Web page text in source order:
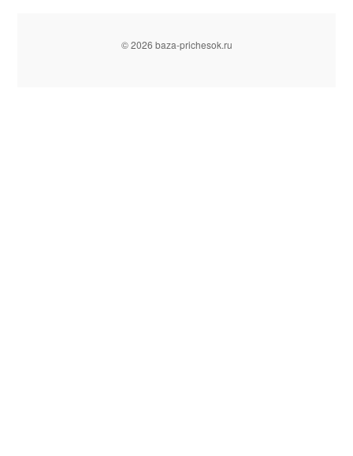
© 2026 baza-prichesok.ru